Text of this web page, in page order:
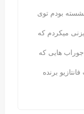
بودم توی
میکردم که
هایی که
برنده